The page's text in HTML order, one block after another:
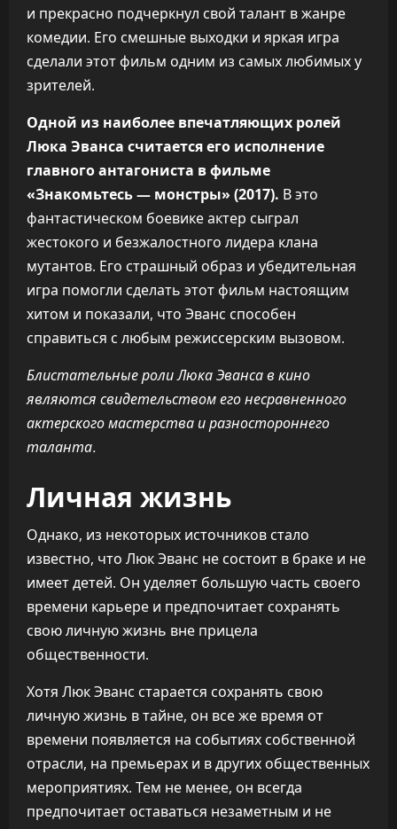
и прекрасно подчеркнул свой талант в жанре
комедии. Его смешные выходки и яркая игра
сделали этот фильм одним из самых любимых у
зрителей.
Одной из наиболее впечатляющих ролей
Люка Эванса считается его исполнение
главного антагониста в фильме
«Знакомьтесь — монстры» (2017). В это
фантастическом боевике актер сыграл
жестокого и безжалостного лидера клана
мутантов. Его страшный образ и убедительная
игра помогли сделать этот фильм настоящим
хитом и показали, что Эванс способен
справиться с любым режиссерским вызовом.
Блистательные роли Люка Эванса в кино
являются свидетельством его несравненного
актерского мастерства и разностороннего
таланта.
Личная жизнь
Однако, из некоторых источников стало
известно, что Люк Эванс не состоит в браке и не
имеет детей. Он уделяет большую часть своего
времени карьере и предпочитает сохранять
свою личную жизнь вне прицела
общественности.
Хотя Люк Эванс старается сохранять свою
личную жизнь в тайне, он все же время от
времени появляется на событиях собственной
отрасли, на премьерах и в других общественных
мероприятиях. Тем не менее, он всегда
предпочитает оставаться незаметным и не